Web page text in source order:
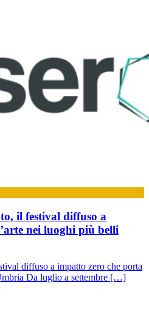
il festival diffuso a
nei luoghi più belli
diffuso a impatto zero che porta
Da luglio a settembre […]